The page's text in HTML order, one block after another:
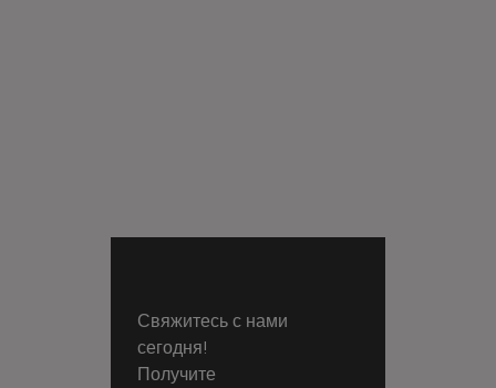
Свяжитесь с нами
сегодня!
Получите